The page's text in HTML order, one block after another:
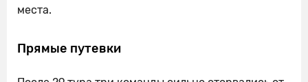
места.
Прямые путевки